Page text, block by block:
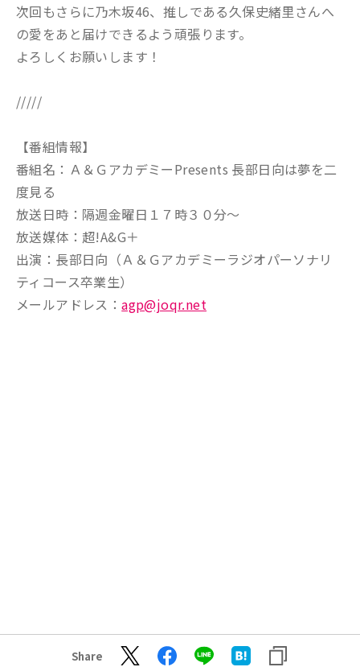
次回もさらに乃木坂46、推しである久保史緒里さんへ
の愛をあと届けできるよう頑張ります。
よろしくお願いします！
/////
【番組情報】
番組名：Ａ＆ＧアカデミーPresents 長部日向は夢を二
度見る
放送日時：隔週金曜日１７時３０分～
放送媒体：超!A&G＋
出演：長部日向（Ａ＆Ｇアカデミーラジオパーソナリ
ティコース卒業生）
メールアドレス：agp@joqr.net
Share